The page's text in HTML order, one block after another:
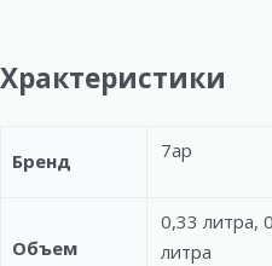
Храктеристики
Бренд 7ap
Объем
0,33 литра,
литра